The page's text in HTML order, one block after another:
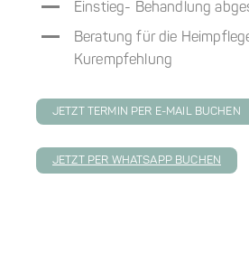
Einstieg- Behandlung
Beratung für die
Kurempfehlung
JETZT TERMIN PER E-MAIL BUCHEN
JETZT PER WHATSAPP BUCHEN